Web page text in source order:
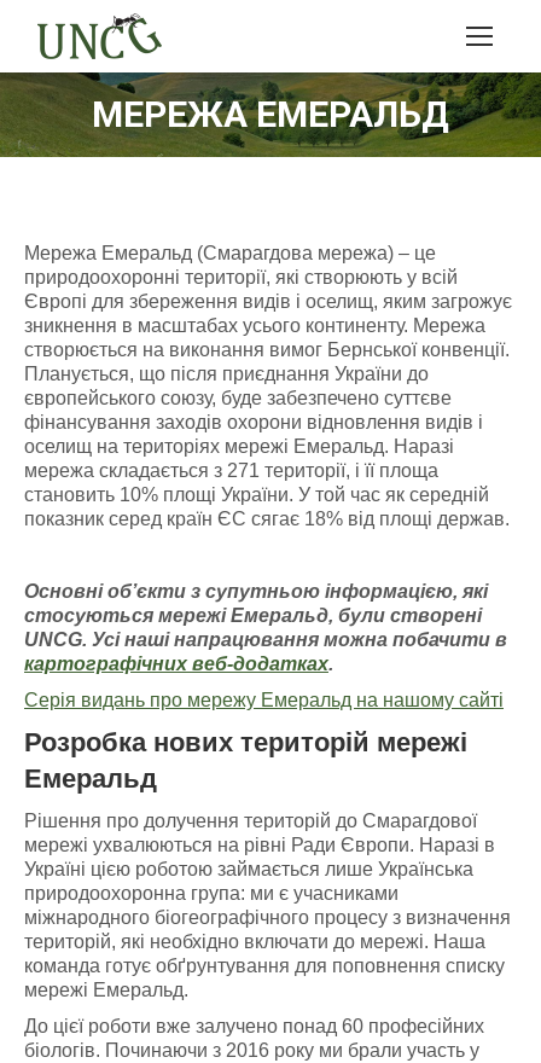
МЕРЕЖА ЕМЕРАЛЬД
Мережа Емеральд (Смарагдова мережа) – це
природоохоронні території, які створюють у всій
Європі для збереження видів і оселищ, яким загрожує
зникнення в масштабах усього континенту. Мережа
створюється на виконання вимог Бернської конвенції.
Планується, що після приєднання України до
європейського союзу, буде забезпечено суттєве
фінансування заходів охорони відновлення видів і
оселищ на територіях мережі Емеральд. Наразі
мережа складається з 271 території, і її площа
становить 10% площі України. У той час як середній
показник серед країн ЄС сягає 18% від площі держав.
Основні об’єкти з супутньою інформацією, які
стосуються мережі Емеральд, були створені
UNCG. Усі наші напрацювання можна побачити в
картографічних веб-додатках.
Серія видань про мережу Емеральд на нашому сайті
Розробка нових територій мережі
Емеральд
Рішення про долучення територій до Смарагдової
мережі ухвалюються на рівні Ради Європи. Наразі в
Україні цією роботою займається лише Українська
природоохоронна група: ми є учасниками
міжнародного біогеографічного процесу з визначення
територій, які необхідно включати до мережі. Наша
команда готує обґрунтування для поповнення списку
мережі Емеральд.
До цієї роботи вже залучено понад 60 професійних
біологів. Починаючи з 2016 року ми брали участь у